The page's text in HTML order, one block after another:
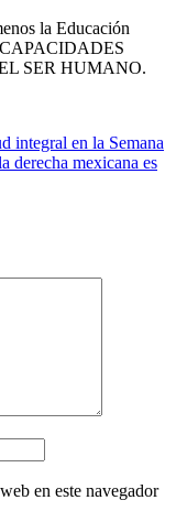
la Educación
CAPACIDADES
SER HUMANO.
integral en la Semana
derecha mexicana es
en este navegador